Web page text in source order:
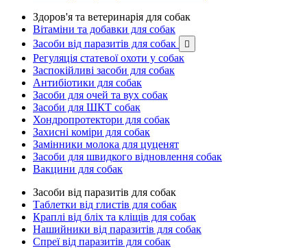
Здоров'я та ветеринарія для собак
Вітаміни та добавки для собак
Засоби від паразитів для собак

Регуляція статевої охоти у собак
Заспокійливі засоби для собак
Антибіотики для собак
Засоби для очей та вух собак
Засоби для ШКТ собак
Хондропротектори для собак
Захисні коміри для собак
Замінники молока для цуценят
Засоби для швидкого відновлення собак
Вакцини для собак
Засоби від паразитів для собак
Таблетки від глистів для собак
Краплі від бліх та кліщів для собак
Нашийники від паразитів для собак
Спреї від паразитів для собак